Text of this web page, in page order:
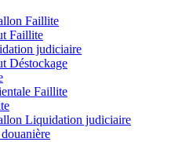
Faillite
Faillite
judiciaire
Déstockage
Faillite
Liquidation judiciaire